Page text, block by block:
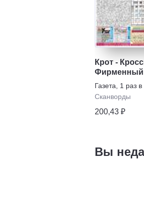
Крот -
Фирменный
Газета
1 раз
Сканворды
200,43 ₽
Вы